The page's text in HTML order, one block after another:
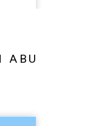
ABU